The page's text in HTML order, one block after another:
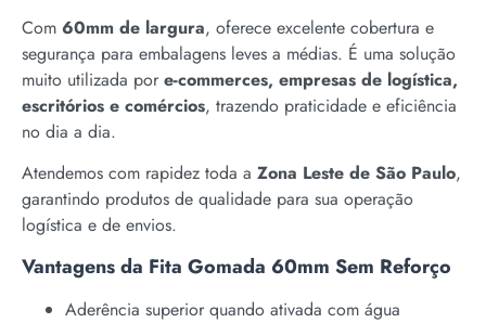
Com 60mm de largura, oferece excelente cobertura e
segurança para embalagens leves a médias. É uma solução
muito utilizada por e-commerces, empresas de logística,
escritórios e comércios, trazendo praticidade e eficiência
no dia a dia.
Atendemos com rapidez toda a Zona Leste de São Paulo,
garantindo produtos de qualidade para sua operação
logística e de envios.
Vantagens da Fita Gomada 60mm Sem Reforço
Aderência superior quando ativada com água